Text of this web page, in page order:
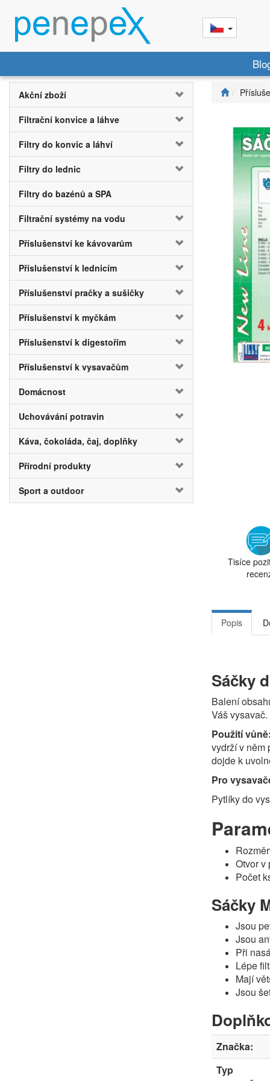
Akční zboží
Filtrační konvice a láhve
Filtry do konvic a láhví
Filtry do lednic
Filtry do bazénů a SPA
Filtrační systémy na vodu
Příslušenství ke kávovarům
Příslušenství k lednicím
Příslušenství pračky a sušičky
Příslušenství k myčkám
Příslušenství k digestořím
Příslušenství k vysavačům
Domácnost
Uchovávání potravin
Káva, čokoláda, čaj, doplňky
Přírodní produkty
Sport a outdoor
Tisíce
Popis
Sáčky
Balení
Váš vysavač.
Použití vůně:
vydrží v něm
dojde k
Pro
Pytlíky do
Otvor v
Počet
Sáčky
Jsou
Jsou
Při
Lépe
Mají
Jsou
Značka:
Typ